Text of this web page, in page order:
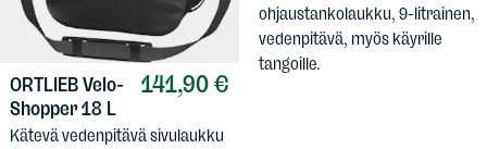
141,90 €
ORTLIEBVelo-
Shopper 18 L
Kätevä vedenpitävä sivulaukku
ohjaustankolaukku, 9-litrainen,
vedenpitävä, myös käyrille
tangoille.